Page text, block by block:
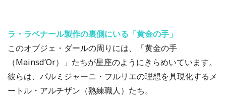
ラ・ラベナール製作の裏側にいる「黄金の手」
このオブジェ・ダールの周りには、「黄金の手
（Mainsd’Or）」たちが星座のようにきらめいています。
彼らは、パルミジャーニ・フルリエの理想を具現化するメ
ートル・アルチザン（熟練職人）たち。